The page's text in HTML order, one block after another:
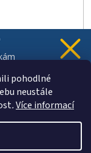
pohodlné
neustále
.Více informací